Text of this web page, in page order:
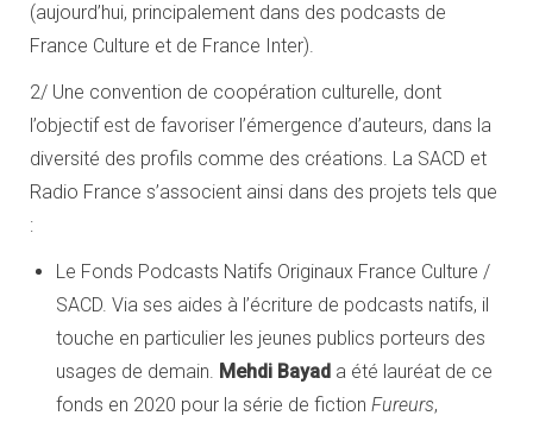
(aujourd’hui, principalement dans des podcasts de
France Culture et de France Inter).
2/ Une convention de coopération culturelle, dont
l’objectif est de favoriser l’émergence d’auteurs, dans la
diversité des profils comme des créations. La SACD et
Radio France s’associent ainsi dans des projets tels que
:
Le Fonds Podcasts Natifs Originaux France Culture /
SACD. Via ses aides à l’écriture de podcasts natifs, il
touche en particulier les jeunes publics porteurs des
usages de demain. Mehdi Bayad a été lauréat de ce
fonds en 2020 pour la série de fiction Fureurs,